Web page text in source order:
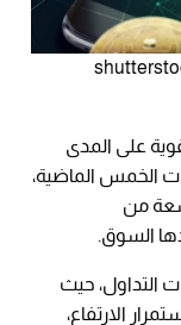
على المدى
خلال السنوات الخمس الماضية،
من
السوق.
التداول، حيث
الارتفاع،